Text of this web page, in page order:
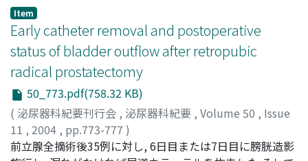
て比較した結果, 1)再発はBCG投与群4例(21.1%), 非投与
群8例(53.3%), CIS-BCG群3例(60.0%)で, 3年での再発率は
各々35%, 58%, 66.7%であった.2)ProgressionはBCG投与
群3例(75.0%, 癌死2例), 非投与群1例(12.5%, 癌死), CIS-
BCG群2例(66.7%, 癌死1例)で, Tumor progression rateは
3群間で有意差はなく, 3群間の生存率も有意差はなかっ
た.3)BCG投与による副作用は尿意切迫・頻尿9例(37.5%),
血尿2例(8.3%), 排尿時痛5例(20.8%), 発熱4例(16.7%)で,
2例がBCG治療を中止した.その他重篤な合併症は認めなか
Item
Early catheter removal and postoperative
status of bladder outflow after retropubic
radical prostatectomy
50_773.pdf(758.32 KB)
( 泌尿器科紀要刊行会 , 泌尿器科紀要 , Volume 50 , Issue
11 , 2004 , pp.773-777 )
Kanno, Toru;Shibasaki, Noboru; Ito, Masaaki;Tsuji,
前立腺全摘術後35例に対し, 6日目または7日目に膀胱造影